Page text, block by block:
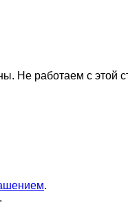
Не работаем с этой
.